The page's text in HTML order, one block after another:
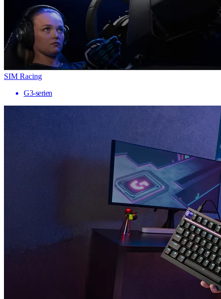
SIM Racing
G3-serien